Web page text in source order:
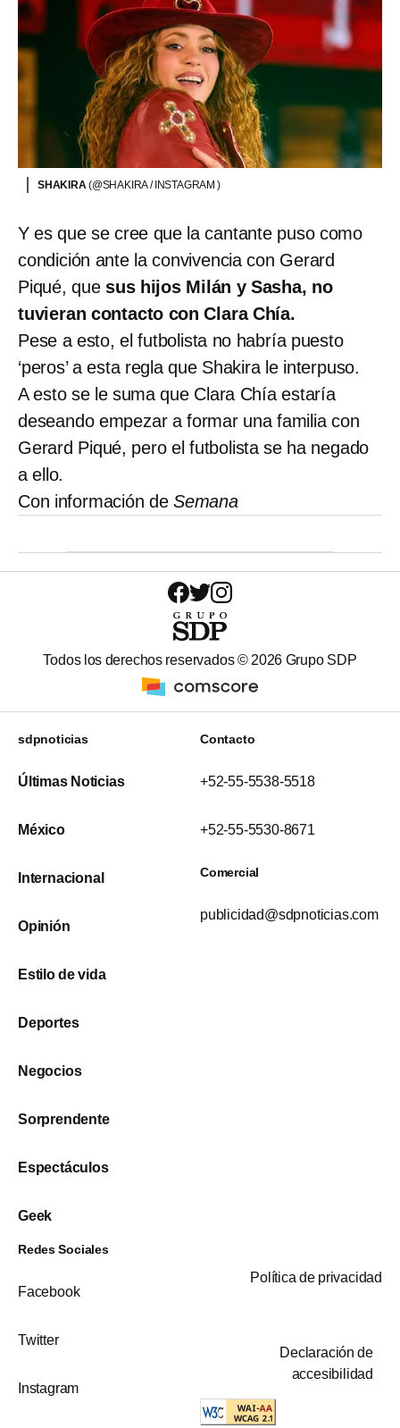
SHAKIRA(@SHAKIRA / INSTAGRAM )
Y es que se cree que la cantante puso como
condición ante la convivencia con Gerard
Piqué, que sus hijos Milán y Sasha, no
tuvieran contacto con Clara Chía.
Pese a esto, el futbolista no habría puesto
‘peros’ a esta regla que Shakira le interpuso.
A esto se le suma que Clara Chía estaría
deseando empezar a formar una familia con
Gerard Piqué, pero el futbolista se ha negado
a ello.
Con información de Semana
Todos los derechos reservados © 2026 Grupo SDP
sdpnoticias
Últimas Noticias
México
Internacional
Opinión
Estilo de vida
Deportes
Negocios
Sorprendente
Espectáculos
Geek
Contacto
+52-55-5538-5518
+52-55-5530-8671
Comercial
publicidad@sdpnoticias.com
Redes Sociales
Facebook
Twitter
Instagram
Política de privacidad
Declaración de
accesibilidad